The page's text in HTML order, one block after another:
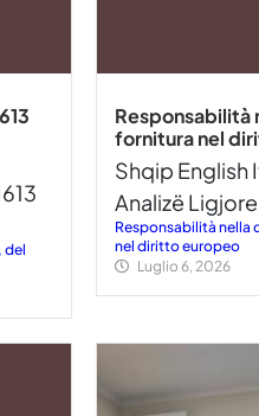
del
Responsabilità
fornitura nel
Shqip English
Analizë
Responsabilità nella
nel diritto europeo
Luglio 6, 2026